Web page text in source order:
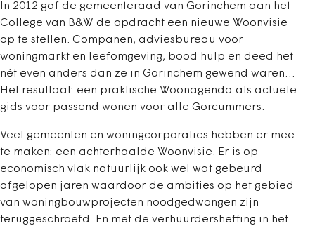
In 2012 gaf de gemeenteraad van Gorinchem aan het
College van B&W de opdracht een nieuwe Woonvisie
op te stellen. Companen, adviesbureau voor
woningmarkt en leefomgeving, bood hulp en deed het
nét even anders dan ze in Gorinchem gewend waren…
Het resultaat: een praktische Woonagenda als actuele
gids voor passend wonen voor alle Gorcummers.
Veel gemeenten en woningcorporaties hebben er mee
te maken: een achterhaalde Woonvisie. Er is op
economisch vlak natuurlijk ook wel wat gebeurd
afgelopen jaren waardoor de ambities op het gebied
van woningbouwprojecten noodgedwongen zijn
teruggeschroefd. En met de verhuurdersheffing in het